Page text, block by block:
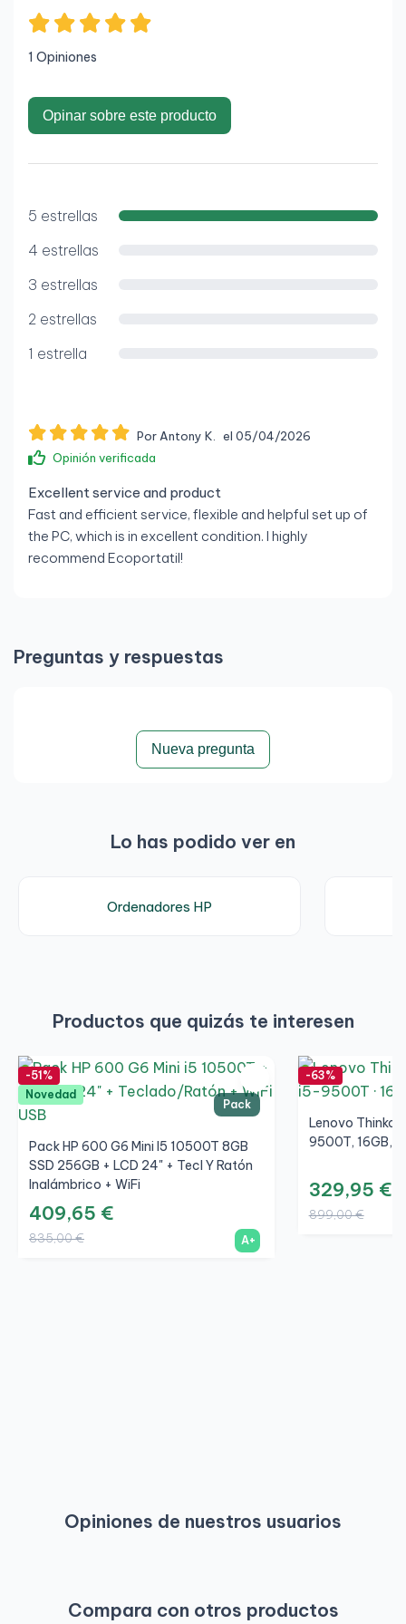
Memoria RAM
Ranuras: 2 × SO-DIMM
Tipo: SSD NVMe PCIe
Capacidad: 256 GB
Ranuras: 1 × M.2
Bahía adicional 2.5": Disponible (según
Gráficos
Puertos y conexiones
1 × USB-C 3.1 Gen 2
1 × RJ-45 Gigabit Ethernet
Conectividad
Ethernet Gigabit LAN
Dimensiones: 177 × 175 × 34 mm
Peso: aproximadamente 1,25 kg
Sistema operativo
Compatible con Windows 11 Pro
1 Opiniones
Opinar sobre este producto
5 estrellas
4 estrellas
3 estrellas
2 estrellas
1 estrella
Por Antony K.
el 05/04/2026
Opinión verificada
Excellent service and product
Fast and efficient service, flexible and helpful set up of
the PC, which is in excellent condition. I highly
recommend Ecoportatil!
Preguntas y respuestas
Nueva pregunta
Lo has podido ver en
Ordenadores HP
Productos que quizás te interesen
Pack
-51%
Novedad
Pack HP 600 G6 Mini I5 10500T 8GB
SSD 256GB + LCD 24" + Tecl Y Ratón
Inalámbrico + WiFi
409,65 €
835,00 € A+
-63%
Lenovo
9500T, 16GB,
329,95 €
899,00 €
Opiniones de nuestros usuarios
Compara con otros productos